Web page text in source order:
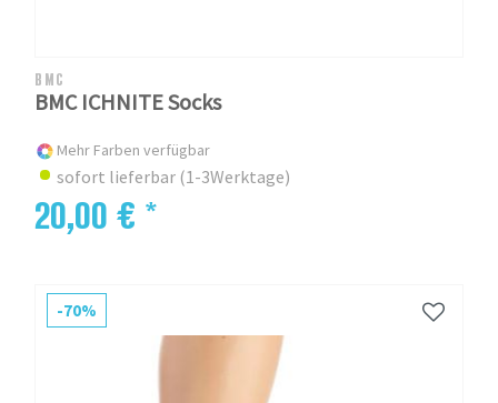
BMC
BMC ICHNITE Socks
Mehr Farben verfügbar
sofort lieferbar (1-3Werktage)
20,00 € *
-70%